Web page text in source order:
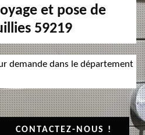
et pose de
59219
demande dans le département
CONTACTEZ-NOUS !